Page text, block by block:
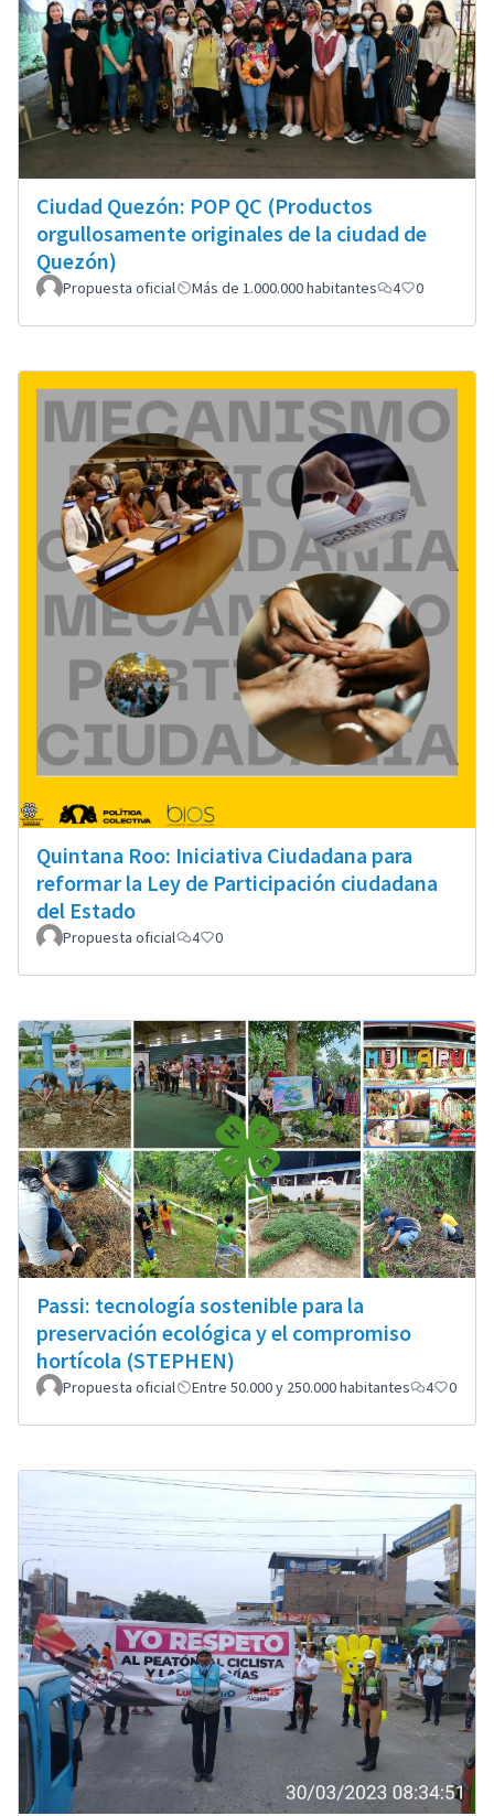
Ciudad Quezón: POP QC (Productos
orgullosamente originales de la ciudad de
Quezón)
Propuesta oficial Más de 1.000.000 habitantes 4 0
Quintana Roo: Iniciativa Ciudadana para
reformar la Ley de Participación ciudadana
del Estado
Propuesta oficial 4 0
Passi: tecnología sostenible para la
preservación ecológica y el compromiso
hortícola (STEPHEN)
Propuesta oficial Entre 50.000 y 250.000 habitantes 4 0